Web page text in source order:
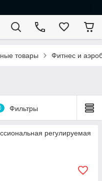
товары Фитнес и
Фильтры
регулируемая